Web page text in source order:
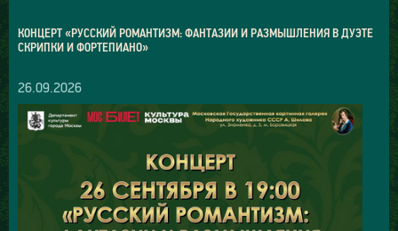
КОНЦЕРТ «РУССКИЙ РОМАНТИЗМ: ФАНТАЗИИ И РАЗМЫШЛЕНИЯ В ДУЭТЕ
СКРИПКИ И ФОРТЕПИАНО»
26.09.2026